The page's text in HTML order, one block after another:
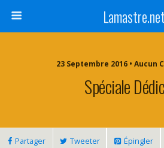
Lamastre.net
23 Septembre 2016 • Aucun
Spéciale
Partager Tweeter Épingler